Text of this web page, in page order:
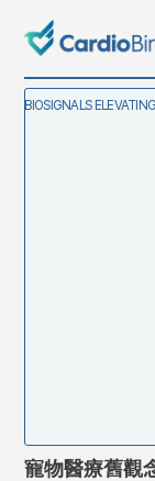
BIOSIGNALS
寵物醫療舊觀